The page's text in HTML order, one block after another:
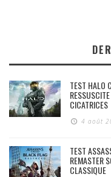
TEST HALO
CICATRICES
4 août
TEST
REMASTER
CLASSIQUE